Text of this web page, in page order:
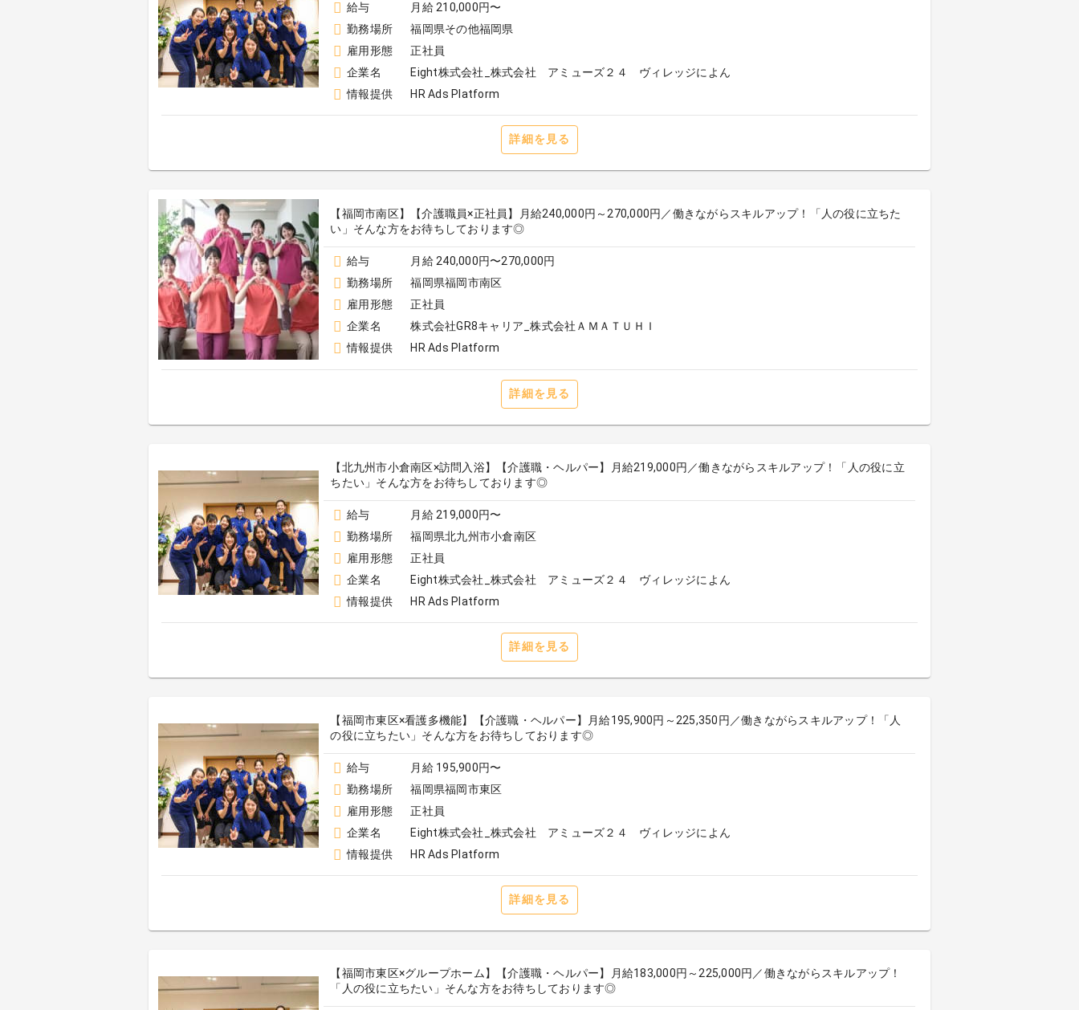
給与
月給 210,000円〜
勤務場所
福岡県その他福岡県
雇用形態
正社員
企業名
Eight株式会社_株式会社 アミューズ２４ ヴィレッジによん
情報提供
HR Ads Platform
詳細を見る
【福岡市南区】【介護職員×正社員】月給240,000円～270,000円／働きながらスキルアップ！「人の役に立ちた
い」そんな方をお待ちしております◎
給与
月給 240,000円〜270,000円
勤務場所
福岡県福岡市南区
雇用形態
正社員
企業名
株式会社GR8キャリア_株式会社ＡＭＡＴＵＨＩ
情報提供
HR Ads Platform
詳細を見る
【北九州市小倉南区×訪問入浴】【介護職・ヘルパー】月給219,000円／働きながらスキルアップ！「人の役に立
ちたい」そんな方をお待ちしております◎
給与
月給 219,000円〜
勤務場所
福岡県北九州市小倉南区
雇用形態
正社員
企業名
Eight株式会社_株式会社 アミューズ２４ ヴィレッジによん
情報提供
HR Ads Platform
詳細を見る
【福岡市東区×看護多機能】【介護職・ヘルパー】月給195,900円～225,350円／働きながらスキルアップ！「人
の役に立ちたい」そんな方をお待ちしております◎
給与
月給 195,900円〜
勤務場所
福岡県福岡市東区
雇用形態
正社員
企業名
Eight株式会社_株式会社 アミューズ２４ ヴィレッジによん
情報提供
HR Ads Platform
詳細を見る
【福岡市東区×グループホーム】【介護職・ヘルパー】月給183,000円～225,000円／働きながらスキルアップ！
「人の役に立ちたい」そんな方をお待ちしております◎